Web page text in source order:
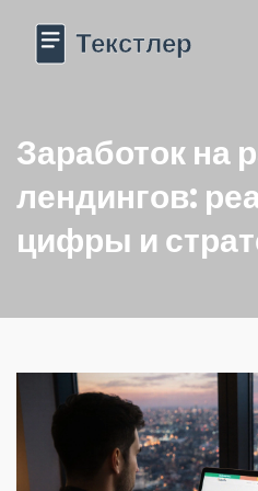
Заработок на
лендингов:
цифры и